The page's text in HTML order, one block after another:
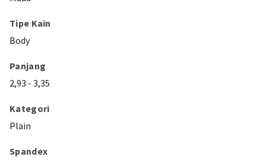
Tipe Kain
Body
Panjang
2,93 - 3,35
Kategori
Plain
Spandex